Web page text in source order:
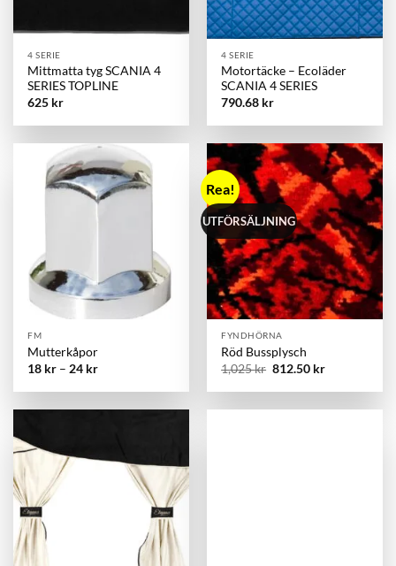
4 SERIE
Mittmatta tyg SCANIA 4
SERIES TOPLINE
625 kr
4 SERIE
Motortäcke – Ecoläder
SCANIA 4 SERIES
790.68 kr
FM
Mutterkåpor
18 kr –24 kr
Rea!
UTFÖRSÄLJNING
FYNDHÖRNA
Röd Bussplysch
1,025kr Det
priset
1,025 kr.
812.50 krDet
priset
812.50 kr.